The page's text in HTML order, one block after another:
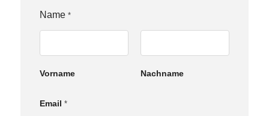
Name *
Vorname Nachname
E
Email *